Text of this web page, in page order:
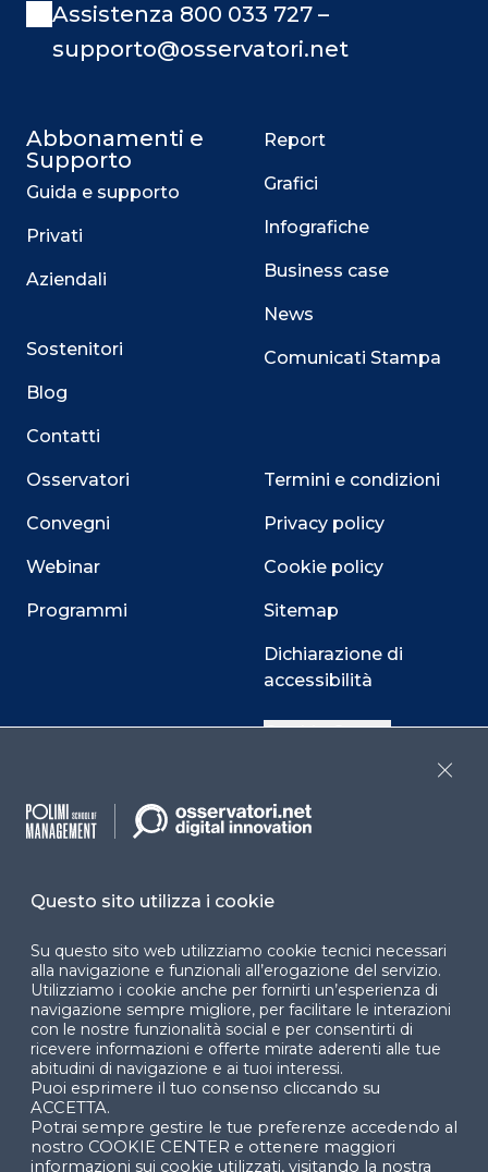
Assistenza 800 033 727 –
supporto@osservatori.net
Abbonamenti e
Supporto
Guida e supporto
Privati
Aziendali
Sostenitori
Blog
Contatti
Osservatori
Convegni
Webinar
Programmi
Report
Grafici
Infografiche
Business case
News
Comunicati Stampa
Termini e condizioni
Privacy policy
Cookie policy
Sitemap
Dichiarazione di
accessibilità
Cookie Center
Facebook LinkedIn
© 2024 Copyright © Politecnico di Milano Dipartimento
di Ingegneria Gestionale
Questo sito utilizza i cookie
Su questo sito web utilizziamo cookie tecnici necessari
alla navigazione e funzionali all’erogazione del servizio.
Utilizziamo i cookie anche per fornirti un’esperienza di
navigazione sempre migliore, per facilitare le interazioni
con le nostre funzionalità social e per consentirti di
ricevere informazioni e offerte mirate aderenti alle tue
abitudini di navigazione e ai tuoi interessi.
Puoi esprimere il tuo consenso cliccando su
ACCETTA.
Potrai sempre gestire le tue preferenze accedendo al
nostro COOKIE CENTER e ottenere maggiori
informazioni sui cookie utilizzati, visitando la nostra